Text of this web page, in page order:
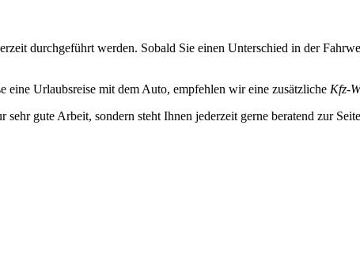
durchgeführt werden. Sobald Sie einen Unterschied in der
eine Urlaubsreise mit dem Auto, empfehlen wir eine zusätzliche Kfz-
sehr gute Arbeit, sondern steht Ihnen jederzeit gerne beratend zur